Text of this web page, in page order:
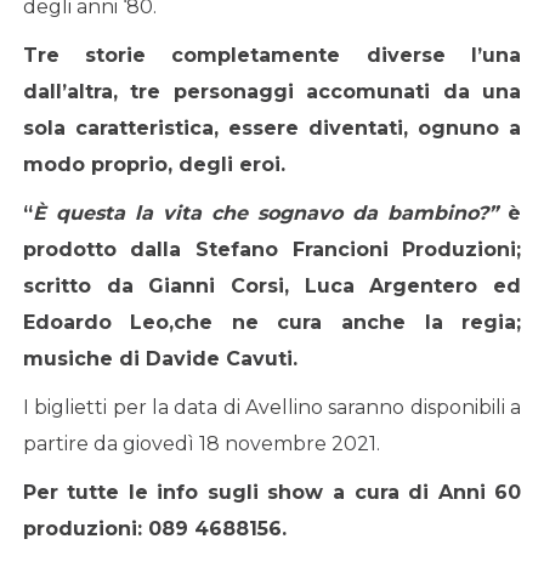
degli anni ‘80.
Tre storie completamente diverse l’una
dall’altra, tre personaggi accomunati da una
sola caratteristica, essere diventati, ognuno a
modo proprio, degli eroi.
“È questa la vita che sognavo da bambino?” è
prodotto dalla Stefano Francioni Produzioni;
scritto da Gianni Corsi, Luca Argentero ed
Edoardo Leo,che ne cura anche la regia;
musiche di Davide Cavuti.
I biglietti per la data di Avellino saranno disponibili a
partire da giovedì 18 novembre 2021.
Per tutte le info sugli show a cura di Anni 60
produzioni: 089 4688156.